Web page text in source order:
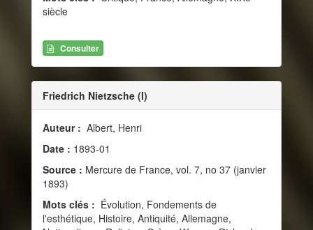
siècle
Consulter
Friedrich Nietzsche (I)
Auteur : Albert, Henri
Date : 1893-01
Source : Mercure de France, vol. 7, no 37 (janvier
1893)
Mots clés : Évolution, Fondements de
l'esthétique, Histoire, Antiquité, Allemagne,